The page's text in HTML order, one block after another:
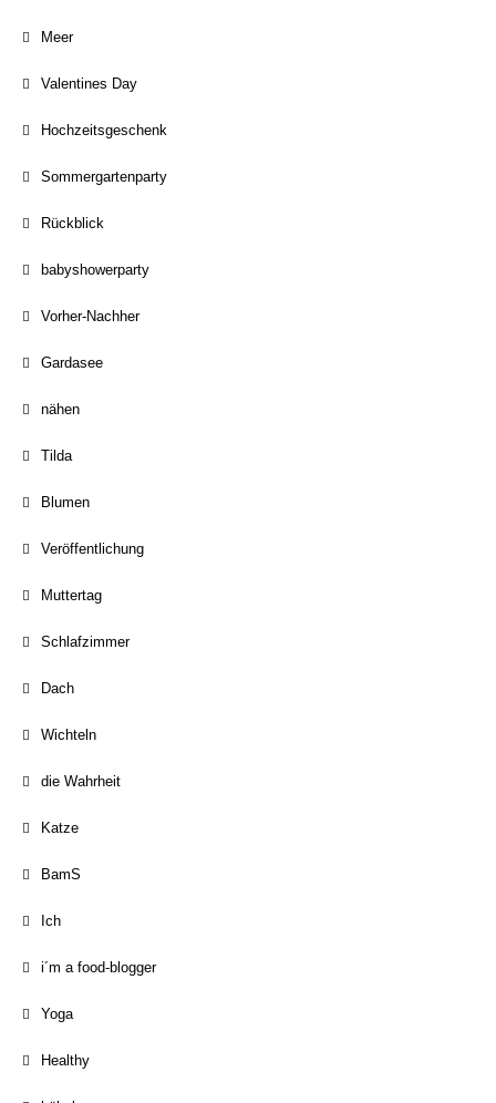
Meer
Valentines Day
Hochzeitsgeschenk
Sommergartenparty
Rückblick
babyshowerparty
Vorher-Nachher
Gardasee
nähen
Tilda
Blumen
Veröffentlichung
Muttertag
Schlafzimmer
Dach
Wichteln
die Wahrheit
Katze
BamS
Ich
i´m a food-blogger
Yoga
Healthy